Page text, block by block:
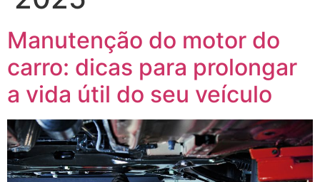
Manutenção do motor do
carro: dicas para prolongar
a vida útil do seu veículo